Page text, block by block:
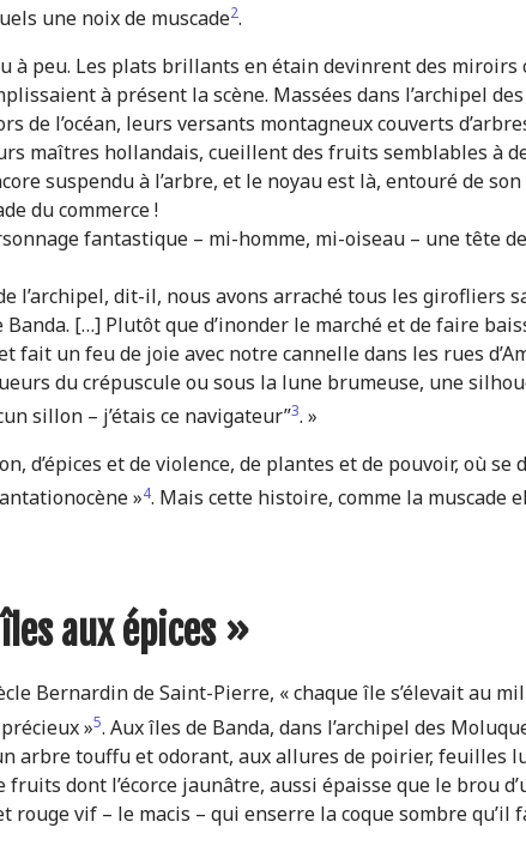
une noix de muscade2.
à peu. Les plats brillants en étain devinrent des miroirs
à présent la scène. Massées dans l’archipel
l’océan, leurs versants montagneux couverts
maîtres hollandais, cueillent des fruits semblables à
suspendu à l’arbre, et le noyau est là, entouré de
du commerce !
fantastique – mi-homme, mi-oiseau – une tête
l’archipel, dit-il, nous avons arraché tous les girofliers
Banda. […] Plutôt que d’inonder le marché et de faire
fait un feu de joie avec notre cannelle dans les rues
du crépuscule ou sous la lune brumeuse, une
sillon – j’étais ce navigateur”3. »
d’épices et de violence, de plantes et de pouvoir, où se
»4. Mais cette histoire, comme la muscade
aux épices »
Bernardin de Saint-Pierre, « chaque île s’élevait au
»5. Aux îles de Banda, dans l’archipel des
arbre touffu et odorant, aux allures de poirier, feuilles
dont l’écorce jaunâtre, aussi épaisse que le brou
vif – le macis – qui enserre la coque sombre qu’il